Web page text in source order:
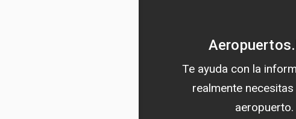
Te ayuda con la
realmente
aeropuerto.